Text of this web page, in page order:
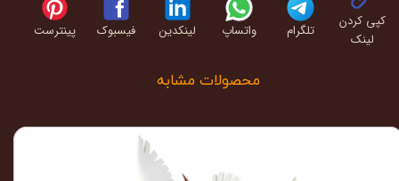
محصولات مشابه
کپی کردن
لینک
تلگرام واتساپ لینکدین فیسبوک پینترست